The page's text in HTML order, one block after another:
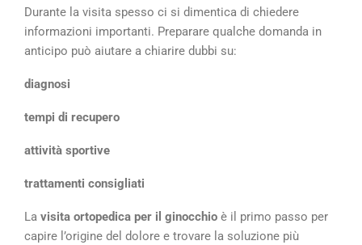
Durante la visita spesso ci si dimentica di chiedere
informazioni importanti. Preparare qualche domanda in
anticipo può aiutare a chiarire dubbi su:
diagnosi
tempi di recupero
attività sportive
trattamenti consigliati
La visita ortopedica per il ginocchio è il primo passo per
capire l’origine del dolore e trovare la soluzione più